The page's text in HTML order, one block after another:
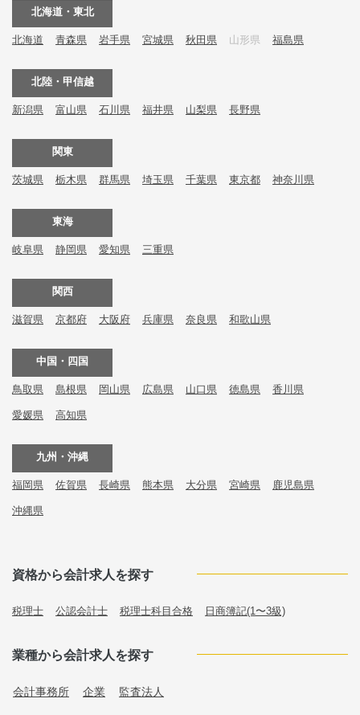
北海道・東北
北海道 青森県 岩手県 宮城県 秋田県 山形県 福島県
北陸・甲信越
新潟県 富山県 石川県 福井県 山梨県 長野県
関東
茨城県 栃木県 群馬県 埼玉県 千葉県 東京都 神奈川県
東海
岐阜県 静岡県 愛知県 三重県
関西
滋賀県 京都府 大阪府 兵庫県 奈良県 和歌山県
中国・四国
鳥取県 島根県 岡山県 広島県 山口県 徳島県 香川県
愛媛県 高知県
九州・沖縄
福岡県 佐賀県 長崎県 熊本県 大分県 宮崎県 鹿児島県
沖縄県
資格から会計求人を探す
税理士 公認会計士 税理士科目合格 日商簿記(1〜3級)
業種から会計求人を探す
会計事務所 企業 監査法人